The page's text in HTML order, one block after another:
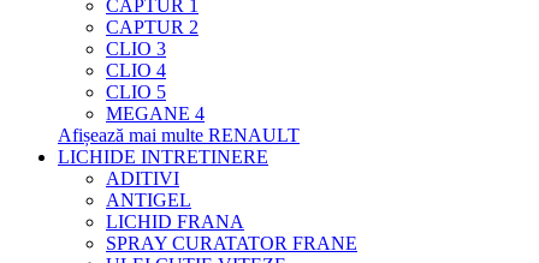
CAPTUR 1
CAPTUR 2
CLIO 3
CLIO 4
CLIO 5
MEGANE 4
Afișează mai multe RENAULT
LICHIDE INTRETINERE
ADITIVI
ANTIGEL
LICHID FRANA
SPRAY CURATATOR FRANE